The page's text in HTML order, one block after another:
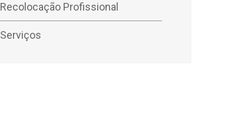
Recolocação Profissional
Serviços